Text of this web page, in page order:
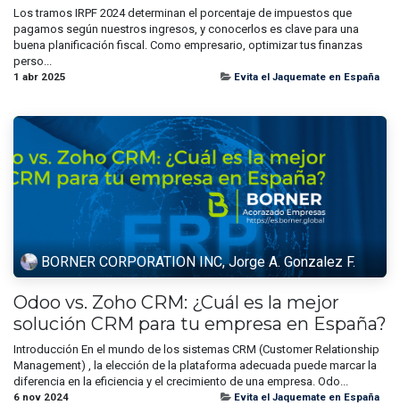
Los tramos IRPF 2024 determinan el porcentaje de impuestos que
pagamos según nuestros ingresos, y conocerlos es clave para una
buena planificación fiscal. Como empresario, optimizar tus finanzas
perso...
1 abr 2025 Evita el Jaquemate en España
BORNER CORPORATION INC, Jorge A. Gonzalez F.
Odoo vs. Zoho CRM: ¿Cuál es la mejor
solución CRM para tu empresa en España?
Introducción En el mundo de los sistemas CRM (Customer Relationship
Management) , la elección de la plataforma adecuada puede marcar la
diferencia en la eficiencia y el crecimiento de una empresa. Odo...
6 nov 2024 Evita el Jaquemate en España